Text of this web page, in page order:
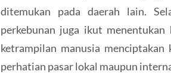
ditemukan pada daerah lain.
perkebunan juga ikut
ketrampilan manusia
perhatian pasar lokal maupun